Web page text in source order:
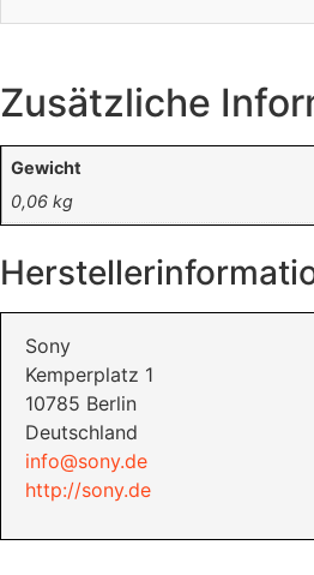
Zusätzliche
Gewicht
0,06 kg
Sony
Kemperplatz 1
10785 Berlin
Deutschland
info@sony.de
http://sony.de